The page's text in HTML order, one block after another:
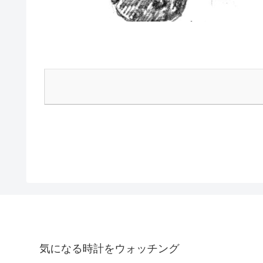
気になる時計をウォッチング